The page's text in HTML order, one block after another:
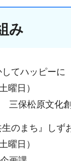
み
してハッピー
曜日）
三保松原文化
生のまち』しず
曜日）